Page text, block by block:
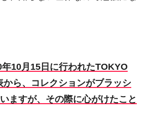
月15日に行われたTOKYO
から、コレクションがブラッシ
ますが、その際に心がけたこと